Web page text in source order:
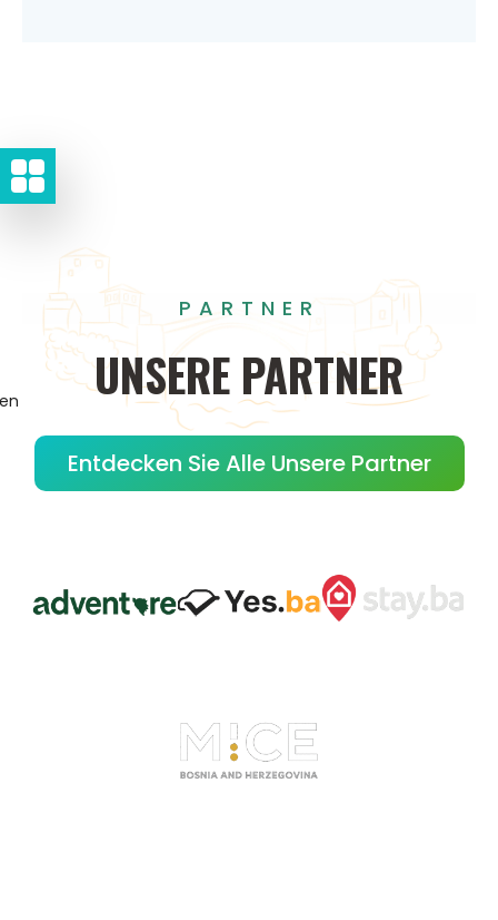
PARTNER
UNSERE PARTNER
Entdecken Sie Alle Unsere Partner